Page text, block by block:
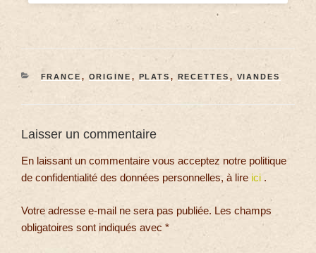
FRANCE , ORIGINE , PLATS , RECETTES , VIANDES
Laisser un commentaire
En laissant un commentaire vous acceptez notre politique
de confidentialité des données personnelles, à lire ici .
Votre adresse e-mail ne sera pas publiée. Les champs
obligatoires sont indiqués avec *